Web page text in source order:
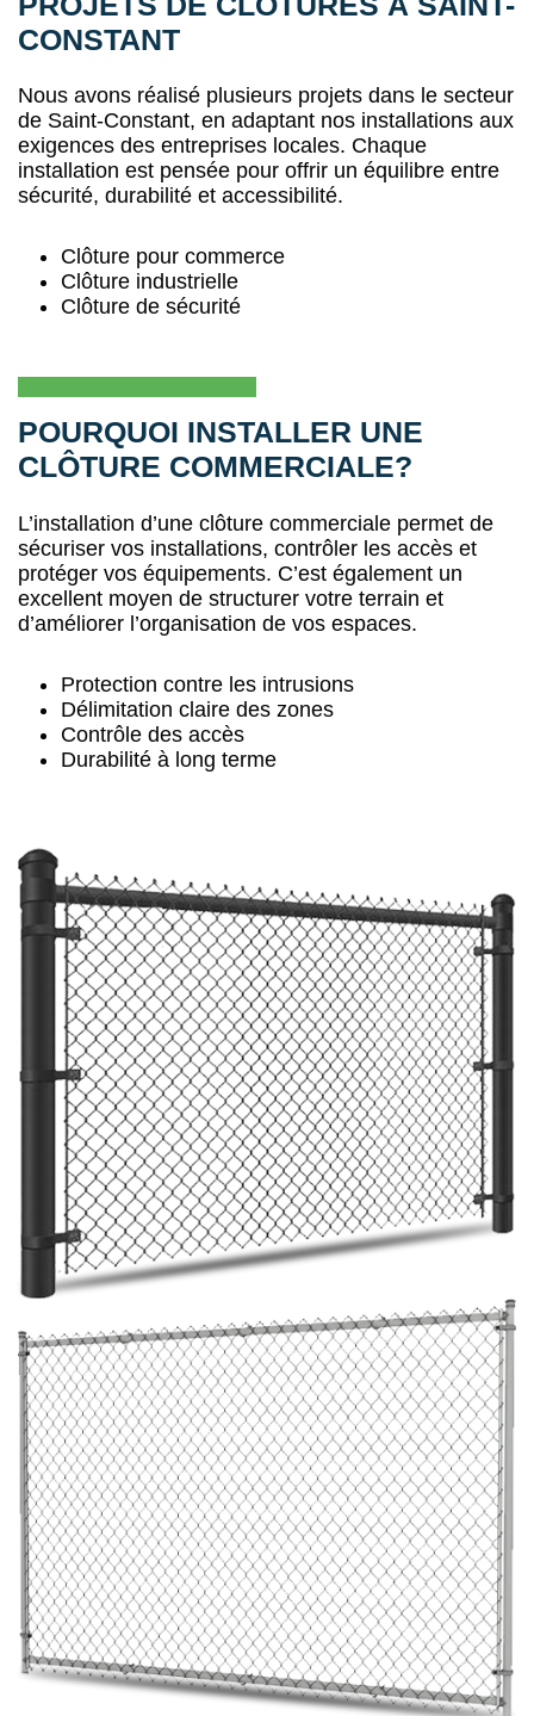
CONSTANT
Nous avons réalisé plusieurs projets dans le secteur
de Saint-Constant, en adaptant nos installations aux
exigences des entreprises locales. Chaque
installation est pensée pour offrir un équilibre entre
sécurité, durabilité et accessibilité.
Clôture pour commerce
Clôture industrielle
Clôture de sécurité
POURQUOI INSTALLER UNE
CLÔTURE COMMERCIALE?
L’installation d’une clôture commerciale permet de
sécuriser vos installations, contrôler les accès et
protéger vos équipements. C’est également un
excellent moyen de structurer votre terrain et
d’améliorer l’organisation de vos espaces.
Protection contre les intrusions
Délimitation claire des zones
Contrôle des accès
Durabilité à long terme